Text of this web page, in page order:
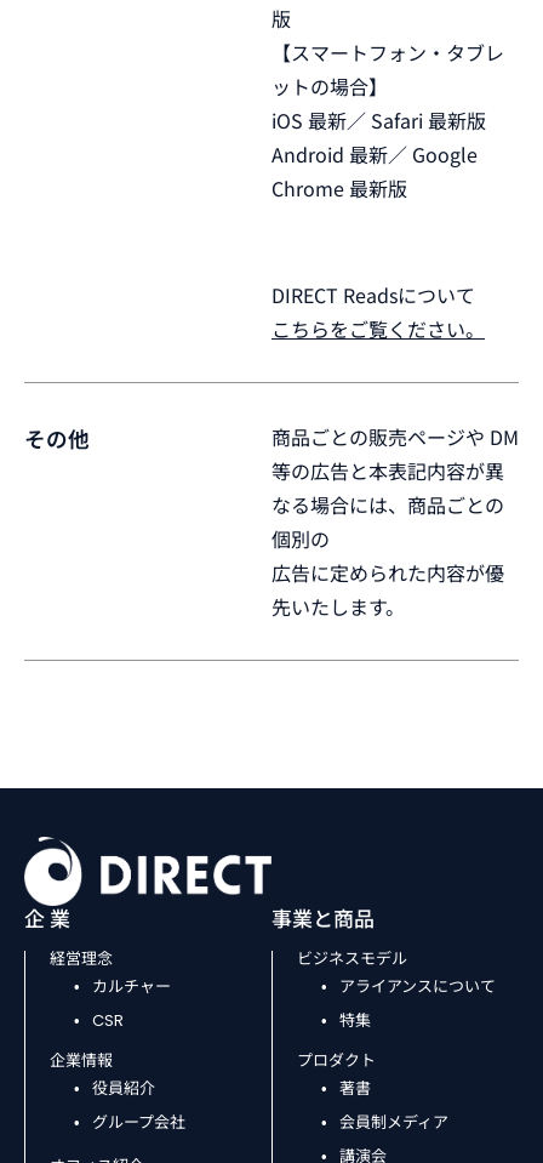
版
【スマートフォン・タブレ
ットの場合】
iOS 最新／ Safari 最新版
Android 最新／ Google
Chrome 最新版
DIRECT Readsについて
こちらをご覧ください。
その他
商品ごとの販売ページや DM
等の広告と本表記内容が異
なる場合には、商品ごとの
個別の
広告に定められた内容が優
先いたします。
企 業
経営理念
カルチャー
CSR
企業情報
役員紹介
グループ会社
事業と商品
ビジネスモデル
アライアンスについて
特集
プロダクト
著書
会員制メディア
講演会